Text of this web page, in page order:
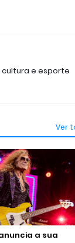
cultura e esporte
Ver
a sua